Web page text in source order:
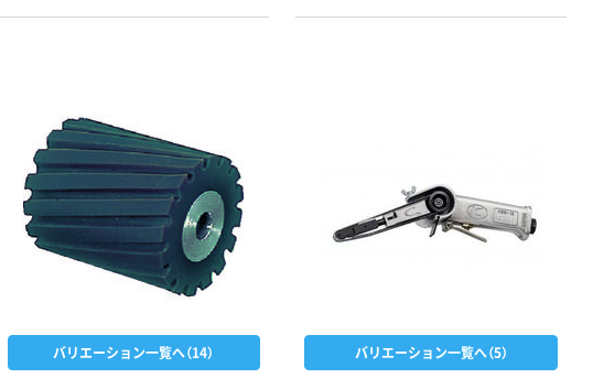
バリエーション一覧へ（14） バリエーション一覧へ（5）